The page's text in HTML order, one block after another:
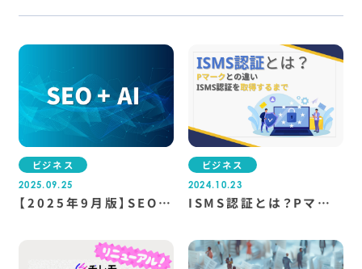
ビジネス
2025.09.25
【2025年9月版】SEOと
ビジネス
2024.10.23
ISMS認証とは？Pマー
グが認証を取得するまで